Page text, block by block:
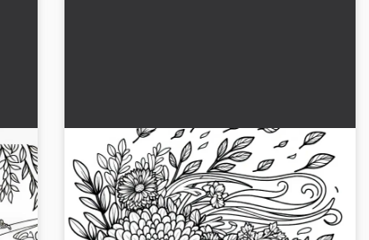
Rüzgar sonbahar çiçeklerinden
geçiyor: Ücretsiz boyama sayfası
indirin
Rüzgarda bekleyen sonbahar çiçekleri, senin
tarafından boyanmayı bekliyor. Şimdi ücretsiz